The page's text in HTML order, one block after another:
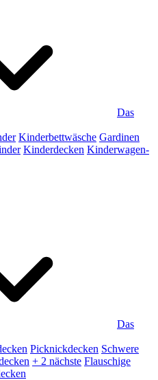
Das
Kinderbettwäsche Gardinen
Kinderdecken Kinderwagen-
Das
Picknickdecken Schwere
+ 2 nächste Flauschige